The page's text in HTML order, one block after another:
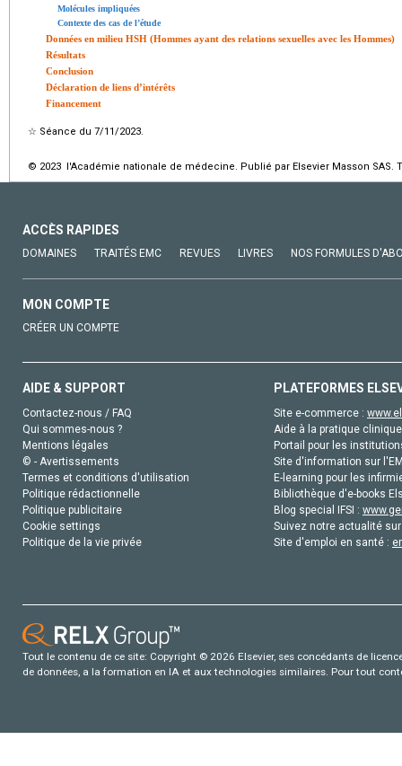
Molécules impliquées
Contexte des cas de l’étude
Données en milieu HSH (Hommes ayant des relations sexuelles avec les Hommes)
Résultats
Conclusion
Déclaration de liens d’intérêts
Financement
☆ Séance du 7/11/2023.
© 2023 l'Académie nationale de médecine. Publié par Elsevier Masson SAS.
ACCÈS RAPIDES
DOMAINES TRAITÉS EMC REVUES LIVRES NOS FORMULES
MON COMPTE
CRÉER UN COMPTE
AIDE & SUPPORT
Contactez-nous / FAQ
Qui sommes-nous ?
Mentions légales
© - Avertissements
Termes et conditions d'utilisation
Politique rédactionnelle
Politique publicitaire
Cookie settings
Politique de la vie privée
PLATEFORMES
Site e-commerce :
Aide à la pratique
Portail pour les
Site d'information sur
E-learning pour les
Bibliothèque d'e-books
Blog special IFSI :
Suivez notre actualité
Site d'emploi en santé :
Tout le contenu de ce site: Copyright © 2026 Elsevier, ses concédants de
de données, a la formation en IA et aux technologies similaires. Pour tout